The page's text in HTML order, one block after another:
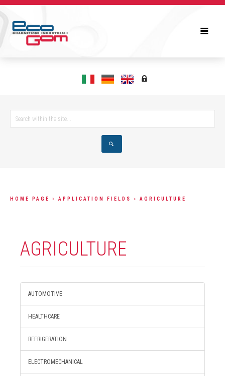
HOME PAGE » APPLICATION FIELDS » AGRICULTURE
AGRICULTURE
AUTOMOTIVE
HEALTHCARE
REFRIGERATION
ELECTROMECHANICAL